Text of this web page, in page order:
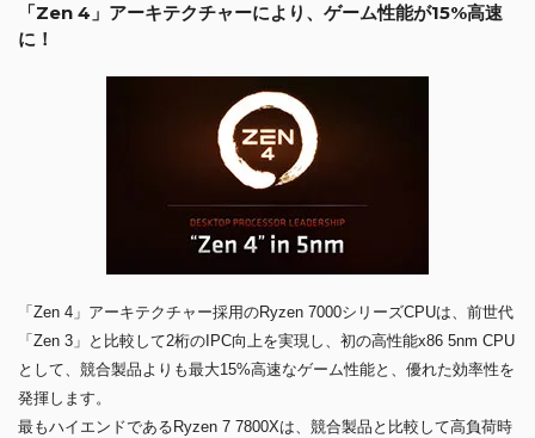
「Zen 4」アーキテクチャーにより、ゲーム性能が15%高速
に！
「Zen 4」アーキテクチャー採用のRyzen 7000シリーズCPUは、前世代
「Zen 3」と比較して2桁のIPC向上を実現し、初の高性能x86 5nm CPU
として、競合製品よりも最大15%高速なゲーム性能と、優れた効率性を
発揮します。
最もハイエンドであるRyzen 7 7800Xは、競合製品と比較して高負荷時